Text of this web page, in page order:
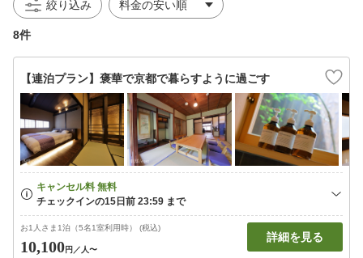
絞り込み
8件
【連泊プラン】褒華で京都で暮らすように過ごす
お1人さま1泊（5名1室利用時） (税込)
10,100円 ／人〜
詳細を見る